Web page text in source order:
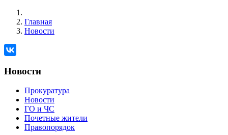
Главная
Новости
Новости
Прокуратура
Новости
ГО и ЧС
Почетные жители
Правопорядок